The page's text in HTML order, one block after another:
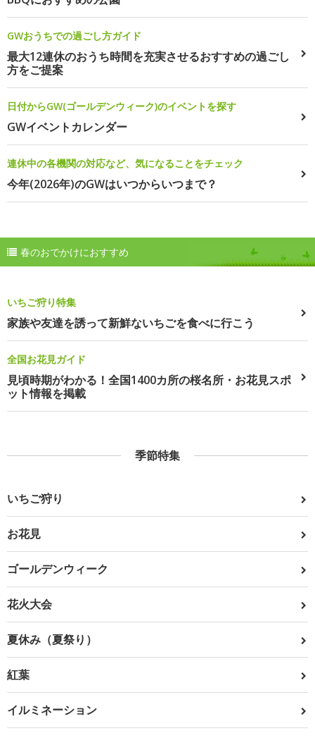
GWおうちでの過ごし方ガイド
最大12連休のおうち時間を充実させるおすすめの過ごし
方をご提案
日付からGW(ゴールデンウィーク)のイベントを探す
GWイベントカレンダー
連休中の各機関の対応など、気になることをチェック
今年(2026年)のGWはいつからいつまで？
春のおでかけにおすすめ
いちご狩り特集
家族や友達を誘って新鮮ないちごを食べに行こう
全国お花見ガイド
見頃時期がわかる！全国1400カ所の桜名所・お花見スポ
ット情報を掲載
季節特集
いちご狩り
お花見
ゴールデンウィーク
花火大会
夏休み（夏祭り）
紅葉
イルミネーション